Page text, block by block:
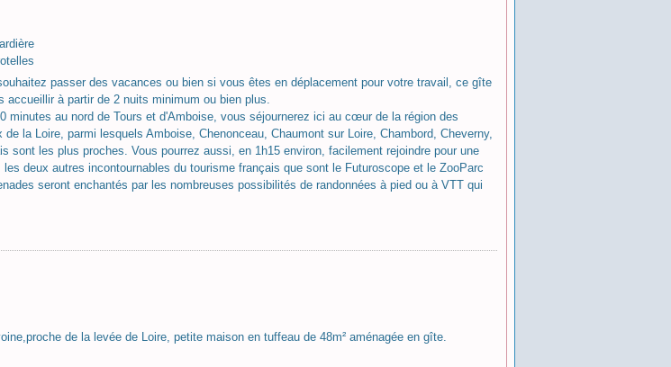
passer des vacances ou bien si vous êtes en déplacement pour votre travail, ce gîte
accueillir à partir de 2 nuits minimum ou bien plus.
minutes au nord de Tours et d'Amboise, vous séjournerez ici au cœur de la région des
de la Loire, parmi lesquels Amboise, Chenonceau, Chaumont sur Loire, Chambord, Cheverny,
sont les plus proches. Vous pourrez aussi, en 1h15 environ, facilement rejoindre pour une
deux autres incontournables du tourisme français que sont le Futuroscope et le ZooParc
seront enchantés par les nombreuses possibilités de randonnées à pied ou à VTT qui
de la levée de Loire, petite maison en tuffeau de 48m² aménagée en gîte.